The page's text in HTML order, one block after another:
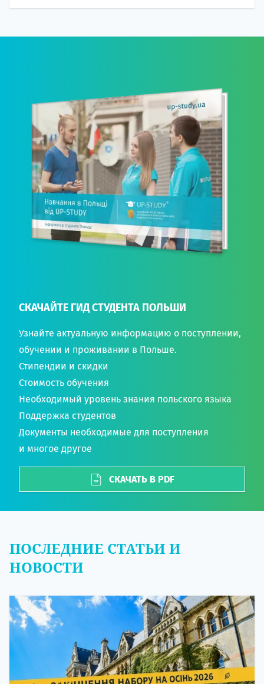
СКАЧАЙТЕ ГИД СТУДЕНТА ПОЛЬШИ
Узнайте актуальную информацию о поступлении,
обучении и проживании в Польше.
Стипендии и скидки
Стоимость обучения
Необходимый уровень знания польского языка
Поддержка студентов
Документы необходимые для поступления
и многое другое
СКАЧАТЬ В PDF
ПОСЛЕДНИЕ СТАТЬИ И
НОВОСТИ